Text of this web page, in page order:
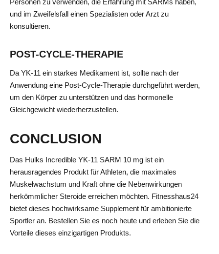
Personen zu verwenden, die Erfahrung mit SARMs haben,
und im Zweifelsfall einen Spezialisten oder Arzt zu
konsultieren.
POST-CYCLE-THERAPIE
Da YK-11 ein starkes Medikament ist, sollte nach der
Anwendung eine Post-Cycle-Therapie durchgeführt werden,
um den Körper zu unterstützen und das hormonelle
Gleichgewicht wiederherzustellen.
CONCLUSION
Das Hulks Incredible YK-11 SARM 10 mg ist ein
herausragendes Produkt für Athleten, die maximales
Muskelwachstum und Kraft ohne die Nebenwirkungen
herkömmlicher Steroide erreichen möchten. Fitnesshaus24
bietet dieses hochwirksame Supplement für ambitionierte
Sportler an. Bestellen Sie es noch heute und erleben Sie die
Vorteile dieses einzigartigen Produkts.